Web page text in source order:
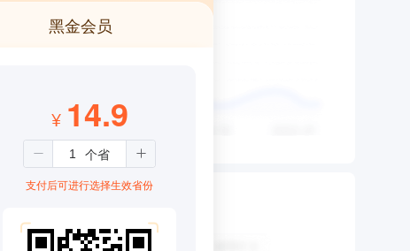
黑金会员
¥ 14.9
支付后可进行选择生效省份